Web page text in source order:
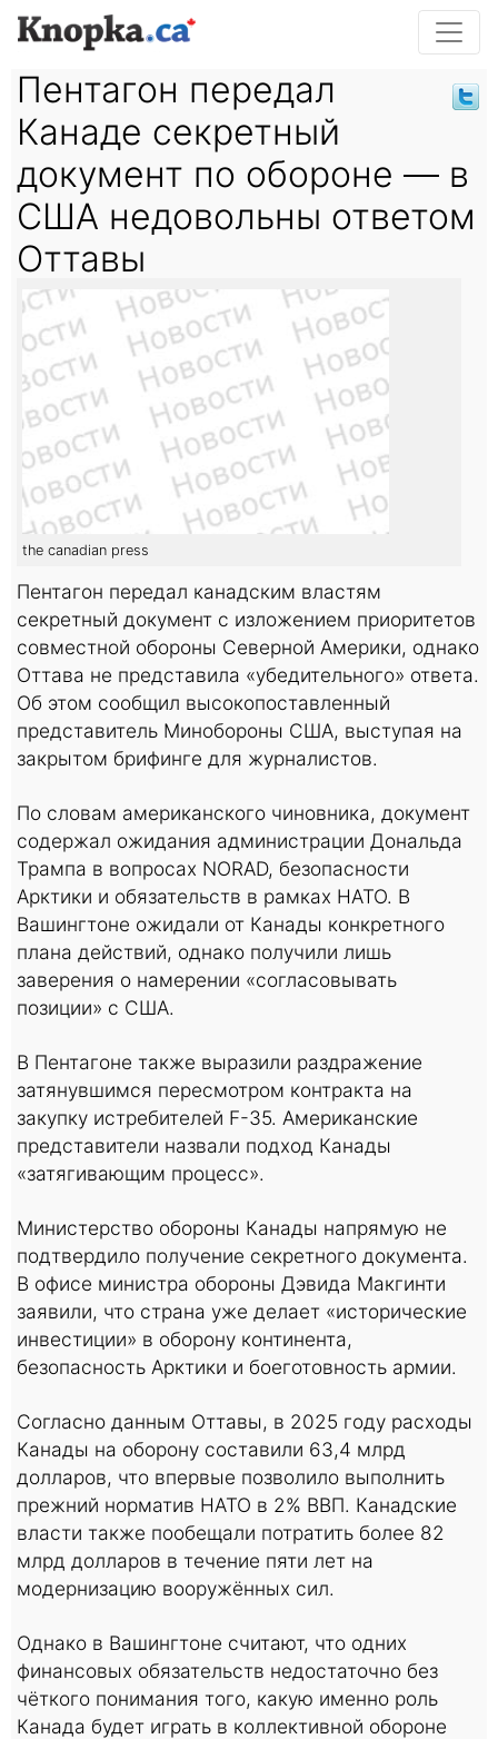
Пентагон передал
Канаде секретный
документ по обороне — в
США недовольны ответом
Оттавы
the canadian press
Пентагон передал канадским властям
секретный документ с изложением приоритетов
совместной обороны Северной Америки, однако
Оттава не представила «убедительного» ответа.
Об этом сообщил высокопоставленный
представитель Минобороны США, выступая на
закрытом брифинге для журналистов.
По словам американского чиновника, документ
содержал ожидания администрации Дональда
Трампа в вопросах NORAD, безопасности
Арктики и обязательств в рамках НАТО. В
Вашингтоне ожидали от Канады конкретного
плана действий, однако получили лишь
заверения о намерении «согласовывать
позиции» с США.
В Пентагоне также выразили раздражение
затянувшимся пересмотром контракта на
закупку истребителей F-35. Американские
представители назвали подход Канады
«затягивающим процесс».
Министерство обороны Канады напрямую не
подтвердило получение секретного документа.
В офисе министра обороны Дэвида Макгинти
заявили, что страна уже делает «исторические
инвестиции» в оборону континента,
безопасность Арктики и боеготовность армии.
Согласно данным Оттавы, в 2025 году расходы
Канады на оборону составили 63,4 млрд
долларов, что впервые позволило выполнить
прежний норматив НАТО в 2% ВВП. Канадские
власти также пообещали потратить более 82
млрд долларов в течение пяти лет на
модернизацию вооружённых сил.
Однако в Вашингтоне считают, что одних
финансовых обязательств недостаточно без
чёткого понимания того, какую именно роль
Канада будет играть в коллективной обороне